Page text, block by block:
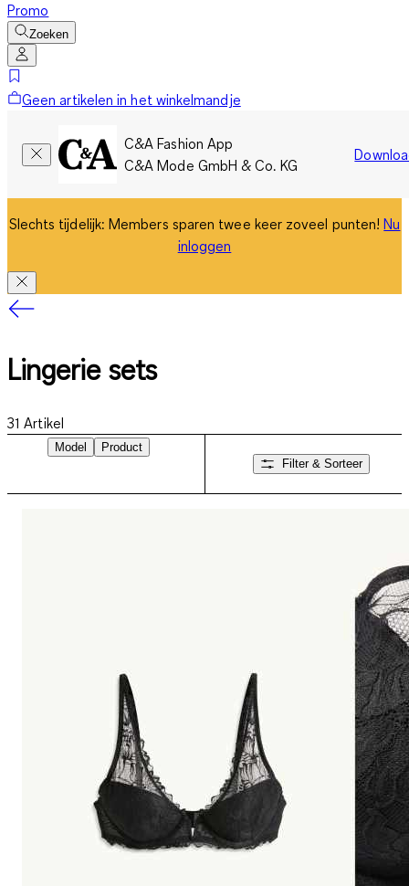
Promo
Zoeken
Geen artikelen in het winkelmandje
C&A Fashion App
C&A Mode GmbH & Co. KG
Slechts tijdelijk: Members sparen twee keer zoveel punten!Nu
inloggen
Lingerie sets
31 Artikel
Model
Product
Filter & Sorteer